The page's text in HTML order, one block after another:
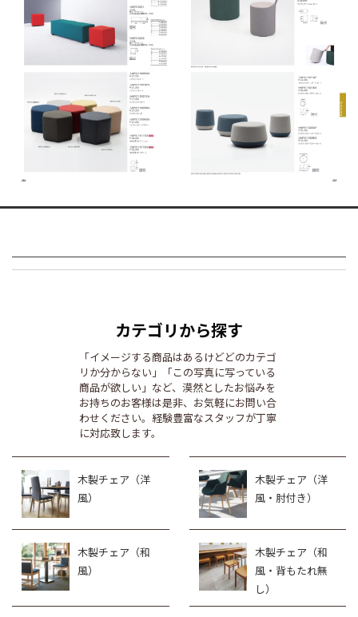
カテゴリから探す
「イメージする商品はあるけどどのカテゴ
リか分からない」「この写真に写っている
商品が欲しい」など、漠然としたお悩みを
お持ちのお客様は是非、お気軽にお問い合
わせください。経験豊富なスタッフが丁寧
に対応致します。
木製チェア（洋
風）
木製チェア（洋
風・肘付き）
木製チェア（和
風）
木製チェア（和
風・背もたれ無
し）